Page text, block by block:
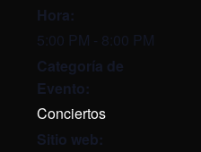
Hora:
5:00 PM - 8:00 PM
Categoría de
Evento:
Conciertos
Sitio web: